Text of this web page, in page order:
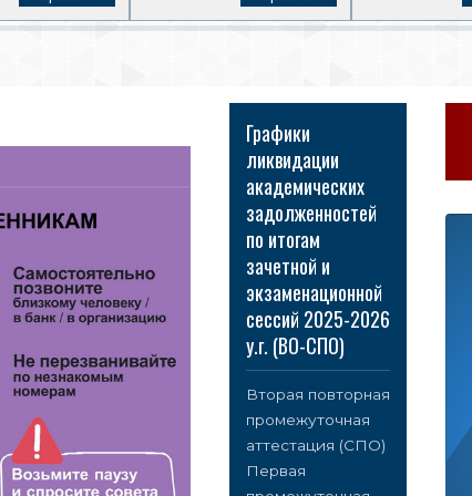
Графики
ликвидации
академических
задолженностей
по итогам
зачетной и
экзаменационной
сессий 2025-2026
у.г. (ВО-СПО)
Вторая повторная
промежуточная
аттестация (СПО)
Первая